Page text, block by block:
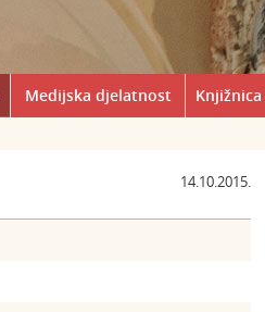
Medijska djelatnost Knjižnica
14.10.2015.